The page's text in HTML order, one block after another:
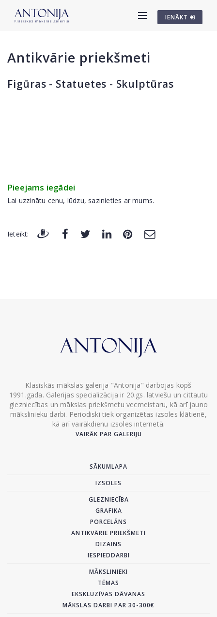
IENĀKT
Antikvārie priekšmeti
Figūras - Statuetes - Skulptūras
Pieejams iegādei
Lai uzzinātu cenu, lūdzu, sazinieties ar mums.
Ieteikt:
Klasiskās mākslas galerija "Antonija" darbojas kopš
1991.gada. Galerijas specializācija ir 20.gs. latviešu un cittautu
glezniecības un mākslas priekšmetu vecmeistaru, kā arī jauno
mākslinieku darbi. Periodiski tiek organizētas izsoles klātienē,
kā arī vairākdienu izsoles internetā.
VAIRĀK PAR GALERIJU
SĀKUMLAPA
IZSOLES
GLEZNIECĪBA
GRAFIKA
PORCELĀNS
ANTIKVĀRIE PRIEKŠMETI
DIZAINS
IESPIEDDARBI
MĀKSLINIEKI
TĒMAS
EKSKLUZĪVAS DĀVANAS
MĀKSLAS DARBI PAR 30-300€